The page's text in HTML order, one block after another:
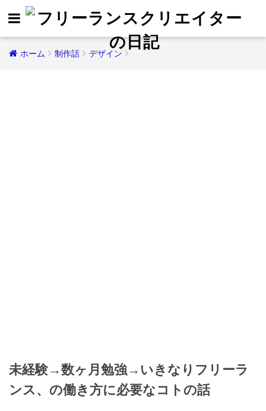
ホーム 制作話 デザイン
未経験→数ヶ月勉強→いきなりフリーラ
ンス、の働き方に必要なコトの話